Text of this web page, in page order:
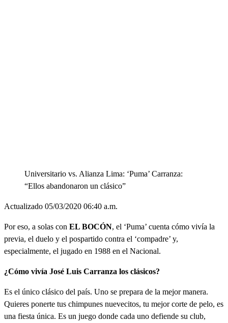
Universitario vs. Alianza Lima: ‘Puma’ Carranza:
“Ellos abandonaron un clásico”
Actualizado 05/03/2020 06:40 a.m.
Por eso, a solas con EL BOCÓN, el ‘Puma’ cuenta cómo vivía la
previa, el duelo y el pospartido contra el ‘compadre’ y,
especialmente, el jugado en 1988 en el Nacional.
¿Cómo vivía José Luis Carranza los clásicos?
Es el único clásico del país. Uno se prepara de la mejor manera.
Quieres ponerte tus chimpunes nuevecitos, tu mejor corte de pelo, es
una fiesta única. Es un juego donde cada uno defiende su club,